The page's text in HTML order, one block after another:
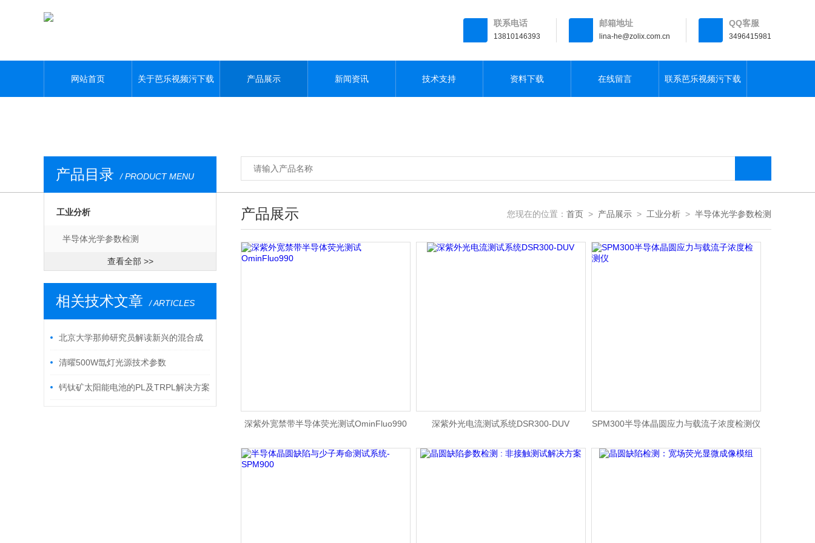
联系电话
13810146393
邮箱地址
lina-he@zolix.com.cn
QQ客服
3496415981
网站首页 关于芭乐视频污下载 产品展示 新闻资讯 技术支持 资料下载 在线留言 联系芭乐视频污下载
产品目录 / PRODUCT MENU
工业分析
半导体光学参数检测
查看全部 >>
相关技术文章 / ARTICLES
北京大学那帅研究员解读新兴的混合成
像技术——光声成像
清曜500W氙灯光源技术参数
钙钛矿太阳能电池的PL及TRPL解决方案
产品展示 您现在的位置： 首页 > 产品展示 > 工业分析 > 半导体光学参数检测
深紫外宽禁带半导体荧光测试OminFluo990 深紫外光电流测试系统DSR300-DUV SPM300半导体晶圆应力与载流子浓度检测仪